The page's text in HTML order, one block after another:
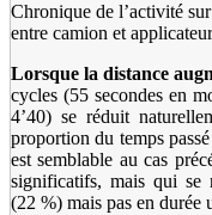
Chronique de l’activité
entre camion et applicateur
Lorsque la distance
cycles (55 secondes en
4’40) se réduit
proportion du temps
est semblable au cas
significatifs, mais qui se
(22 %) mais pas en durée